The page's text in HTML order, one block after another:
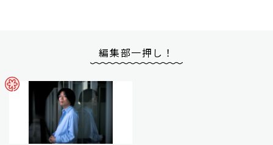
編集部一押し！